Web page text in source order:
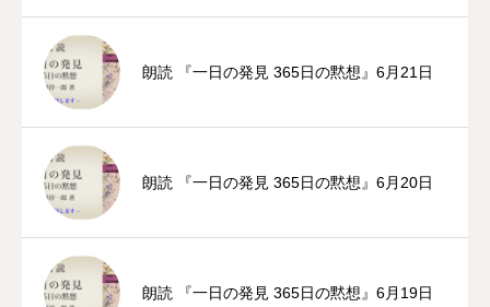
朗読 『一日の発見 365日の黙想』6月21日
朗読 『一日の発見 365日の黙想』6月20日
朗読 『一日の発見 365日の黙想』6月19日